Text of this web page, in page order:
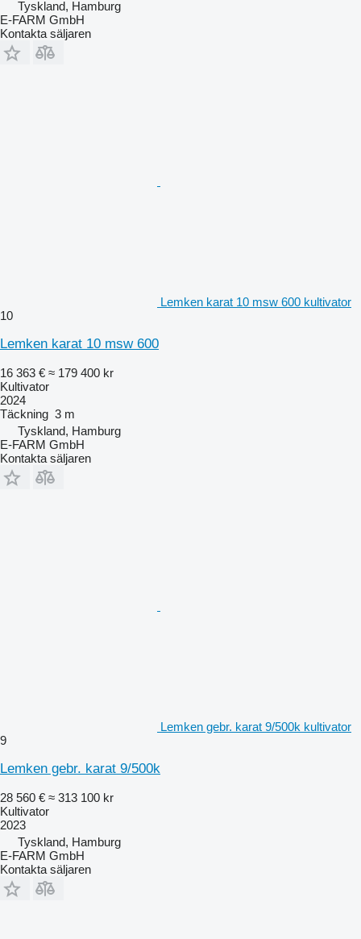
Tyskland, Hamburg
E-FARM GmbH
Kontakta säljaren
Lemken karat 10 msw 600 kultivator
10
Lemken karat 10 msw 600
16 363 € ≈ 179 400 kr
Kultivator
2024
Täckning 3 m
Tyskland, Hamburg
E-FARM GmbH
Kontakta säljaren
Lemken gebr. karat 9/500k kultivator
9
Lemken gebr. karat 9/500k
28 560 € ≈ 313 100 kr
Kultivator
2023
Tyskland, Hamburg
E-FARM GmbH
Kontakta säljaren